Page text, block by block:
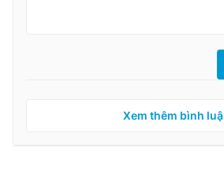
Xem thêm bình